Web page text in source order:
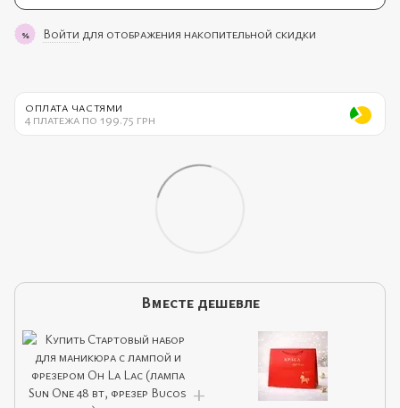
% Войти для отображения накопительной скидки
ОПЛАТА ЧАСТЯМИ
4 платежа по 199.75 грн
Вместе дешевле